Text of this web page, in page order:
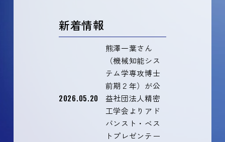
新着情報
2026.05.20
熊澤一葉さん
（機械知能シス
テム学専攻博士
前期２年）が公
益社団法人精密
工学会よりアド
バンスト・ベス
トプレゼンテー